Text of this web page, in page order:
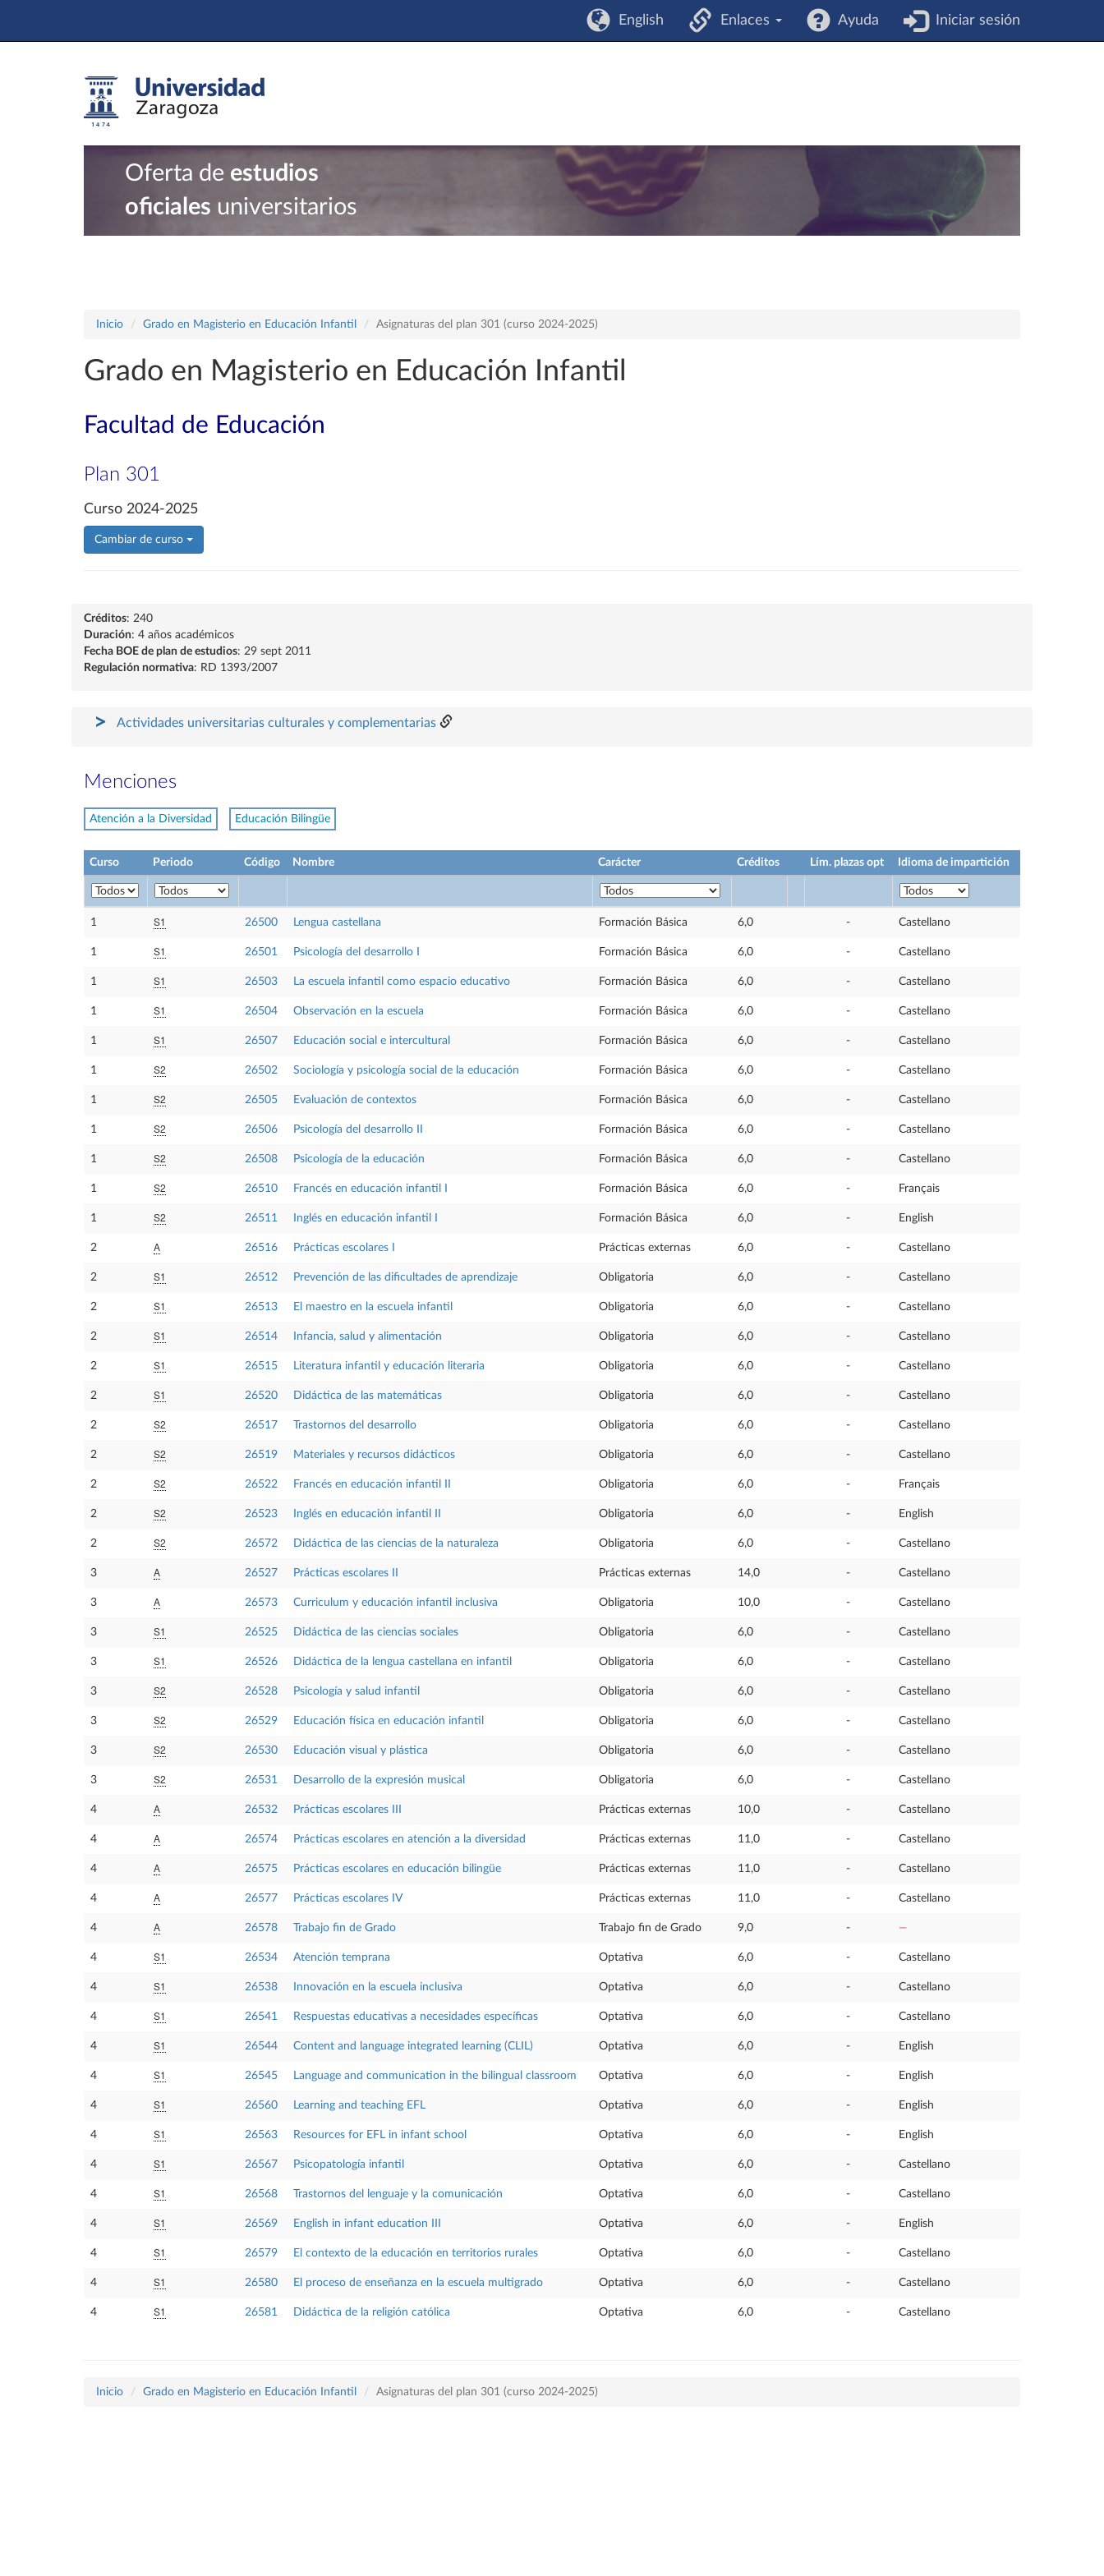
English Enlaces Ayuda Iniciar sesión
Oferta de estudios
oficiales universitarios
Inicio Grado en Magisterio en Educación Infantil Asignaturas del plan 301 (curso 2024-2025)
Grado en Magisterio en Educación Infantil
Facultad de Educación
Plan 301
Curso 2024-2025
Cambiar de curso
Créditos: 240
Duración: 4 años académicos
Fecha BOE de plan de estudios: 29 sept 2011
Regulación normativa: RD 1393/2007
Actividades universitarias culturales y complementarias
Menciones
Atención a la Diversidad Educación Bilingüe
Curso Periodo Código Nombre Carácter Créditos Lím. plazas opt Idioma de impartición
1 S1 26500 Lengua castellana Formación Básica 6,0 - Castellano
1 S1 26501 Psicología del desarrollo I Formación Básica 6,0 - Castellano
1 S1 26503 La escuela infantil como espacio educativo Formación Básica 6,0 - Castellano
1 S1 26504 Observación en la escuela Formación Básica 6,0 - Castellano
1 S1 26507 Educación social e intercultural Formación Básica 6,0 - Castellano
1 S2 26502 Sociología y psicología social de la educación Formación Básica 6,0 - Castellano
1 S2 26505 Evaluación de contextos Formación Básica 6,0 - Castellano
1 S2 26506 Psicología del desarrollo II Formación Básica 6,0 - Castellano
1 S2 26508 Psicología de la educación Formación Básica 6,0 - Castellano
1 S2 26510 Francés en educación infantil I Formación Básica 6,0 - Français
1 S2 26511 Inglés en educación infantil I Formación Básica 6,0 - English
2 A 26516 Prácticas escolares I Prácticas externas 6,0 - Castellano
2 S1 26512 Prevención de las dificultades de aprendizaje Obligatoria 6,0 - Castellano
2 S1 26513 El maestro en la escuela infantil Obligatoria 6,0 - Castellano
2 S1 26514 Infancia, salud y alimentación Obligatoria 6,0 - Castellano
2 S1 26515 Literatura infantil y educación literaria Obligatoria 6,0 - Castellano
2 S1 26520 Didáctica de las matemáticas Obligatoria 6,0 - Castellano
2 S2 26517 Trastornos del desarrollo Obligatoria 6,0 - Castellano
2 S2 26519 Materiales y recursos didácticos Obligatoria 6,0 - Castellano
2 S2 26522 Francés en educación infantil II Obligatoria 6,0 - Français
2 S2 26523 Inglés en educación infantil II Obligatoria 6,0 - English
2 S2 26572 Didáctica de las ciencias de la naturaleza Obligatoria 6,0 - Castellano
3 A 26527 Prácticas escolares II Prácticas externas 14,0 - Castellano
3 A 26573 Curriculum y educación infantil inclusiva Obligatoria 10,0 - Castellano
3 S1 26525 Didáctica de las ciencias sociales Obligatoria 6,0 - Castellano
3 S1 26526 Didáctica de la lengua castellana en infantil Obligatoria 6,0 - Castellano
3 S2 26528 Psicología y salud infantil Obligatoria 6,0 - Castellano
3 S2 26529 Educación física en educación infantil Obligatoria 6,0 - Castellano
3 S2 26530 Educación visual y plástica Obligatoria 6,0 - Castellano
3 S2 26531 Desarrollo de la expresión musical Obligatoria 6,0 - Castellano
4 A 26532 Prácticas escolares III Prácticas externas 10,0 - Castellano
4 A 26574 Prácticas escolares en atención a la diversidad Prácticas externas 11,0 - Castellano
4 A 26575 Prácticas escolares en educación bilingüe Prácticas externas 11,0 - Castellano
4 A 26577 Prácticas escolares IV Prácticas externas 11,0 - Castellano
4 A 26578 Trabajo fin de Grado Trabajo fin de Grado 9,0 - —
4 S1 26534 Atención temprana Optativa 6,0 - Castellano
4 S1 26538 Innovación en la escuela inclusiva Optativa 6,0 - Castellano
4 S1 26541 Respuestas educativas a necesidades específicas Optativa 6,0 - Castellano
4 S1 26544 Content and language integrated learning (CLIL) Optativa 6,0 - English
4 S1 26545 Language and communication in the bilingual classroom Optativa 6,0 - English
4 S1 26560 Learning and teaching EFL Optativa 6,0 - English
4 S1 26563 Resources for EFL in infant school Optativa 6,0 - English
4 S1 26567 Psicopatología infantil Optativa 6,0 - Castellano
4 S1 26568 Trastornos del lenguaje y la comunicación Optativa 6,0 - Castellano
4 S1 26569 English in infant education III Optativa 6,0 - English
4 S1 26579 El contexto de la educación en territorios rurales Optativa 6,0 - Castellano
4 S1 26580 El proceso de enseñanza en la escuela multigrado Optativa 6,0 - Castellano
4 S1 26581 Didáctica de la religión católica Optativa 6,0 - Castellano
Inicio Grado en Magisterio en Educación Infantil Asignaturas del plan 301 (curso 2024-2025)